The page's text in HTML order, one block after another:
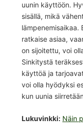
uunin käyttöön.
sisällä, mikä
lämpenemisaikaa.
ratkaise asiaa,
on sijoitettu, voi
Sinkitystä
käyttöä ja
voi olla hyödyksi
kun uunia
Lukuvinkki: Näin